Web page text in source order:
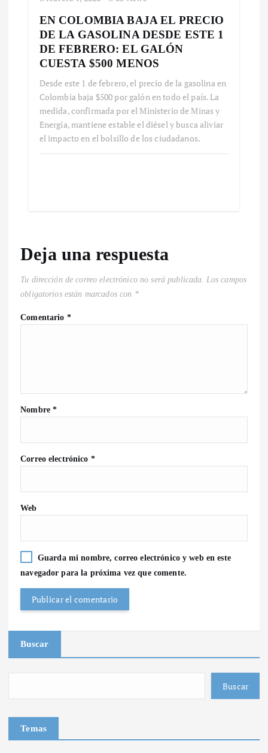
EN COLOMBIA BAJA EL PRECIO
DE LA GASOLINA DESDE ESTE 1
DE FEBRERO: EL GALÓN
CUESTA $500 MENOS
Desde este 1 de febrero, el precio de la gasolina en
Colombia baja $500 por galón en todo el país. La
medida, confirmada por el Ministerio de Minas y
Energía, mantiene estable el diésel y busca aliviar
el impacto en el bolsillo de los ciudadanos.
Deja una respuesta
Tu dirección de correo electrónico no será publicada. Los campos
obligatorios están marcados con *
Comentario *
Nombre*
Correo electrónico *
Web
Guarda mi nombre, correo electrónico y web en este
navegador para la próxima vez que comente.
Buscar
Buscar
Temas